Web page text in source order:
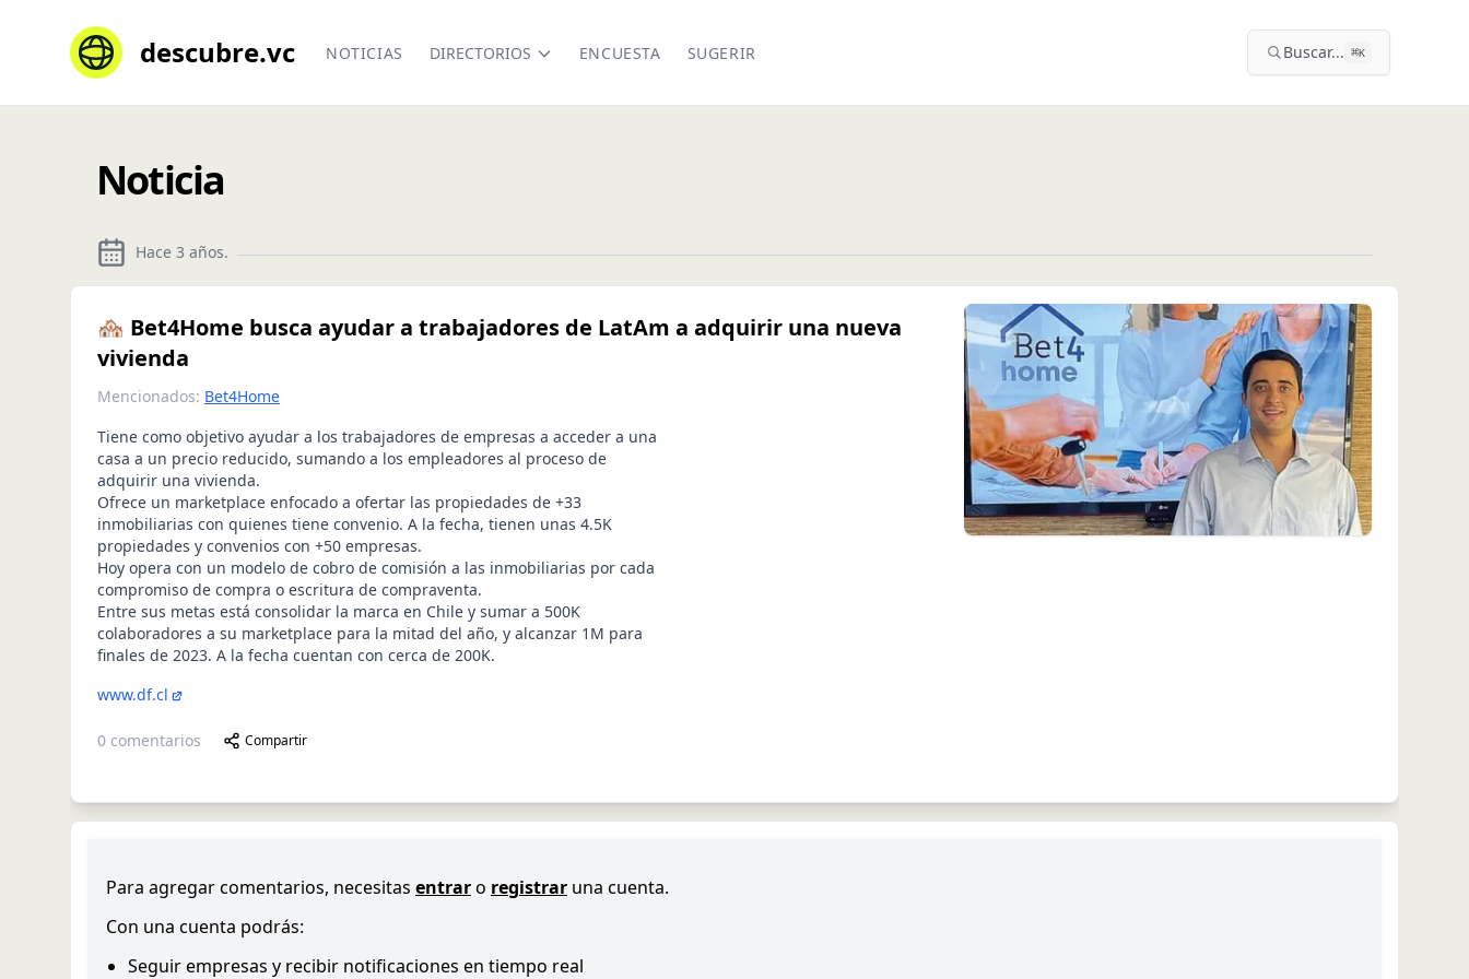
descubre.vc NOTICIAS DIRECTORIOS ENCUESTA SUGERIR Buscar... ⌘K
Noticia
Hace 3 años.
🏘️ Bet4Home busca ayudar a trabajadores de LatAm a adquirir una nueva
vivienda
Mencionados: Bet4Home
Tiene como objetivo ayudar a los trabajadores de empresas a acceder a una
casa a un precio reducido, sumando a los empleadores al proceso de
adquirir una vivienda.
Ofrece un marketplace enfocado a ofertar las propiedades de +33
inmobiliarias con quienes tiene convenio. A la fecha, tienen unas 4.5K
propiedades y convenios con +50 empresas.
Hoy opera con un modelo de cobro de comisión a las inmobiliarias por cada
compromiso de compra o escritura de compraventa.
Entre sus metas está consolidar la marca en Chile y sumar a 500K
colaboradores a su marketplace para la mitad del año, y alcanzar 1M para
finales de 2023. A la fecha cuentan con cerca de 200K.
www.df.cl
0 comentarios Compartir
Para agregar comentarios, necesitas entraro registrar una cuenta.
Con una cuenta podrás:
Seguir empresas y recibir notificaciones en tiempo real